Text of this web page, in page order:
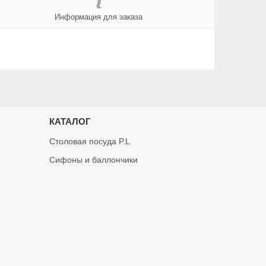
Информация для заказа
КАТАЛОГ
Столовая посуда P.L
Сифоны и баллончики